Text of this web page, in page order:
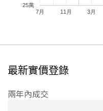
7月 11月 3月
25萬
最新實價登錄
兩年內成交